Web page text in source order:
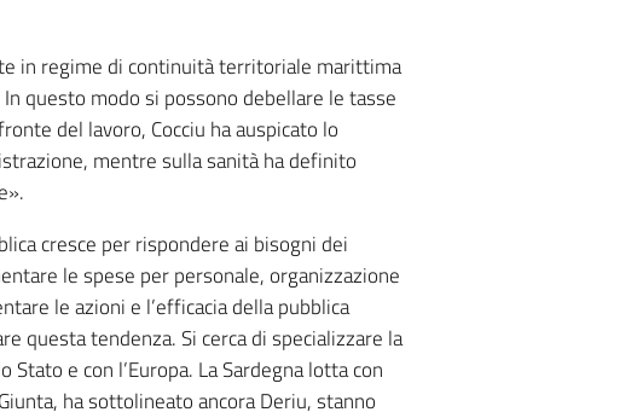
in regime di continuità territoriale marittima
questo modo si possono debellare le tasse
del lavoro, Cocciu ha auspicato lo
mentre sulla sanità ha definito
cresce per rispondere ai bisogni dei
le spese per personale, organizzazione
le azioni e l’efficacia della pubblica
questa tendenza. Si cerca di specializzare la
e con l’Europa. La Sardegna lotta con
ha sottolineato ancora Deriu, stanno